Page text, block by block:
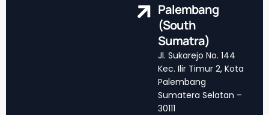
Palembang
(South
Sumatra)
Jl. Sukarejo No. 144
Kec. Ilir Timur 2, Kota
Palembang
Sumatera Selatan –
30111